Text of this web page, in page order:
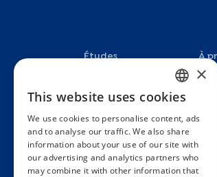
Études
SEROCoV-KIDS
SEROCoV-Schools
À
FRENCH
ENGLISH
SPANISH
GERMAN
×
This website uses cookies
We use cookies to personalise content, ads
and to analyse our traffic. We also share
information about your use of our site with
our advertising and analytics partners who
may combine it with other information that